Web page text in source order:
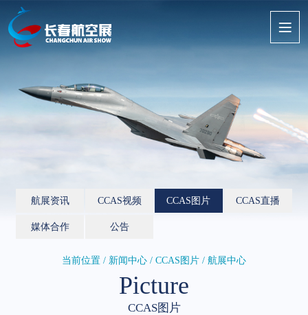
航展资讯 CCAS视频 CCAS图片 CCAS直播
媒体合作 公告
当前位置 / 新闻中心 / CCAS图片 / 航展中心
Picture
CCAS图片